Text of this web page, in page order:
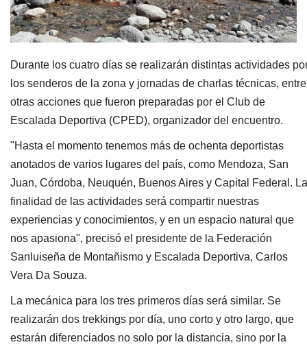
Durante los cuatro días se realizarán distintas actividades
los senderos de la zona y jornadas de charlas técnicas, entre
otras acciones que fueron preparadas por el Club de
Escalada Deportiva (CPED), organizador del encuentro.
"Hasta el momento tenemos más de ochenta deportistas
anotados de varios lugares del país, como Mendoza, San
Juan, Córdoba, Neuquén, Buenos Aires y Capital Federal. La
finalidad de las actividades será compartir nuestras
experiencias y conocimientos, y en un espacio natural que
nos apasiona", precisó el presidente de la Federación
Sanluiseña de Montañismo y Escalada Deportiva, Carlos
Vera Da Souza.
La mecánica para los tres primeros días será similar. Se
realizarán dos trekkings por día, uno corto y otro largo, que
estarán diferenciados no solo por la distancia, sino por la